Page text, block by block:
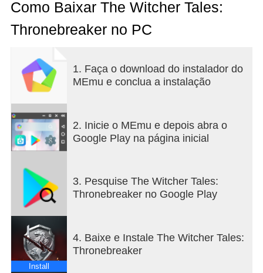
de GWENT: The Witcher Card Game. Orientado
multidimensionais, ele mais uma vez leva os
Witcher.
Criado pelos responsáveis de alguns dos
momentos mais icónicos de The Witcher 3: Wild
Meve, uma rainha veterana de guerra oriunda de
dois Reinos do Norte: Lyria e Rívia. Enfrentando
uma iminente invasão nilfgaardiana, Meve é
sombria de destruição e vingança.
Como Baixar The Witcher Tales:
Thronebreaker no PC
1. Faça o download do instalador do
MEmu e conclua a instalação
2. Inicie o MEmu e depois abra o
Google Play na página inicial
3. Pesquise The Witcher Tales:
Thronebreaker no Google Play
Install
4. Baixe e Instale The Witcher Tales:
Thronebreaker